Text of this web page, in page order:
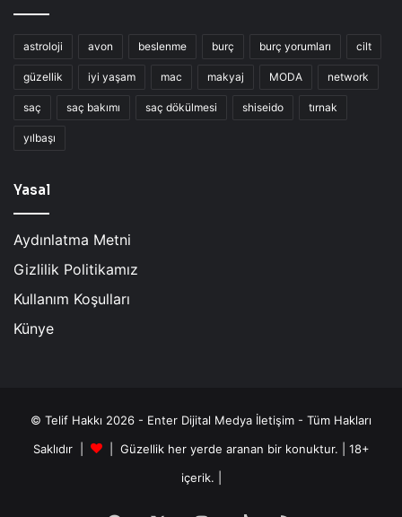
astroloji avon beslenme burç burç yorumları cilt
güzellik iyi yaşam mac makyaj MODA network
saç saç bakımı saç dökülmesi shiseido tırnak
yılbaşı
Yasal
Aydınlatma Metni
Gizlilik Politikamız
Kullanım Koşulları
Künye
© Telif Hakkı 2026 - Enter Dijital Medya İletişim - Tüm Hakları
Saklıdır |
| Güzellik her yerde aranan bir konuktur. | 18+
içerik. |